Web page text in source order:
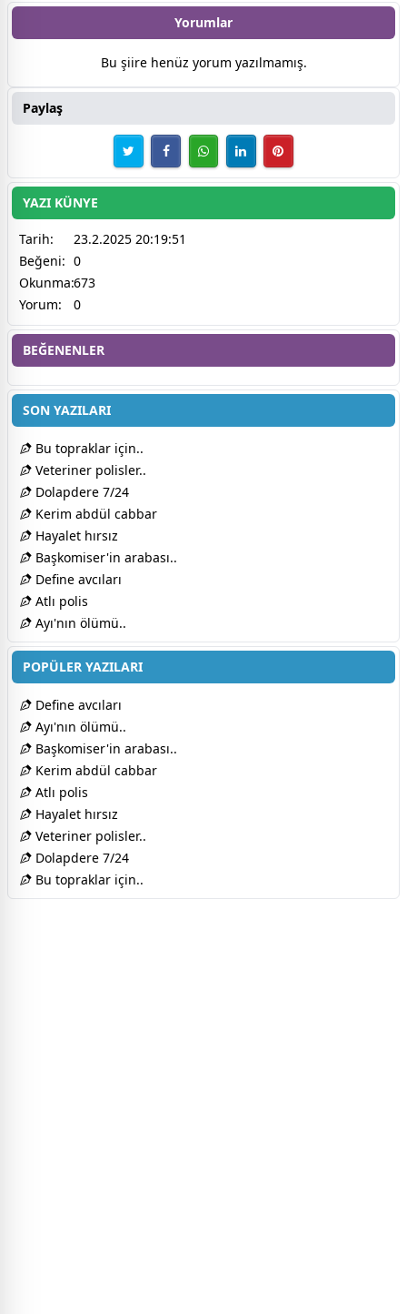
Yorumlar
Bu şiire henüz yorum yazılmamış.
Paylaş
YAZI KÜNYE
Tarih:
23.2.2025 20:19:51
Beğeni: 0
Okunma:673
Yorum:
0
BEĞENENLER
SON YAZILARI
Bu topraklar için..
Veteriner polisler..
Dolapdere 7/24
Kerim abdül cabbar
Hayalet hırsız
Başkomiser'in arabası..
Define avcıları
Atlı polis
Ayı'nın ölümü..
POPÜLER YAZILARI
Define avcıları
Ayı'nın ölümü..
Başkomiser'in arabası..
Kerim abdül cabbar
Atlı polis
Hayalet hırsız
Veteriner polisler..
Dolapdere 7/24
Bu topraklar için..